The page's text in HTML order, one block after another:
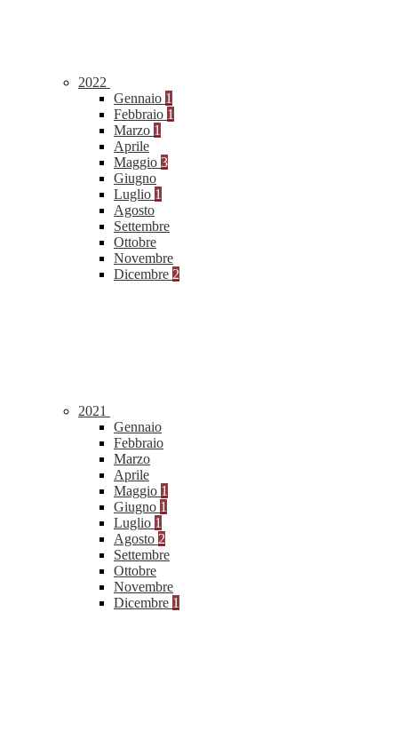
2022
Gennaio 1
Febbraio 1
Marzo 1
Aprile
Maggio 3
Giugno
Luglio 1
Agosto
Settembre
Ottobre
Novembre
Dicembre 2
2021
Gennaio
Febbraio
Marzo
Aprile
Maggio 1
Giugno 1
Luglio 1
Agosto 2
Settembre
Ottobre
Novembre
Dicembre 1